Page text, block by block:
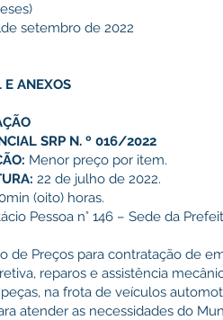
setembro de 2022
E ANEXOS
SRP N. º 016/2022
Menor preço por item.
22 de julho de 2022.
(oito) horas.
Pessoa n° 146 – Sede da
de Preços para contratação de
reparos e assistência
na frota de veículos
atender as necessidades do